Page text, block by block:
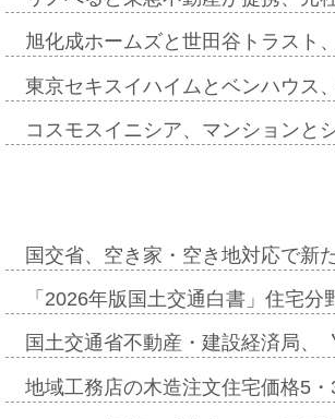
旭化成ホームズと世田谷トラス
東京セキスイハイムとベンハウス
コスモスイニシア、マンション
国交省、空き家・空き地対応で新
「2026年版国土交通白書」住宅
国土交通省不動産・建設経済局
地域工務店の木造注文住宅価格5